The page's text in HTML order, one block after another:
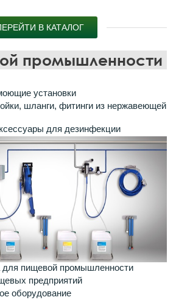
В КАТАЛОГ
промышленности
установки
шланги, фитинги из нержавеющей
для дезинфекции
пищевой промышленности
предприятий
оборудование